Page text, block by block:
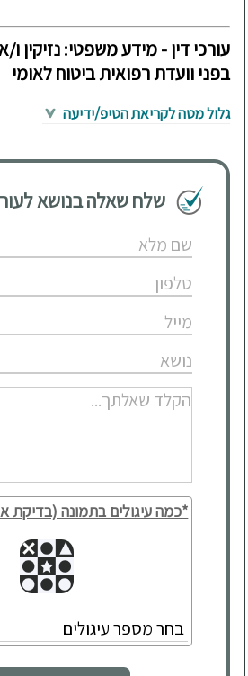
עורכי דין - מידע משפטי: נזיקין
בפני וועדת רפואית ביטוח לאומי
גלול מטה לקריאת הטיפ/ידיעה
שלח שאלה בנושא
*כמה עיגולים בתמונה (בדיקת